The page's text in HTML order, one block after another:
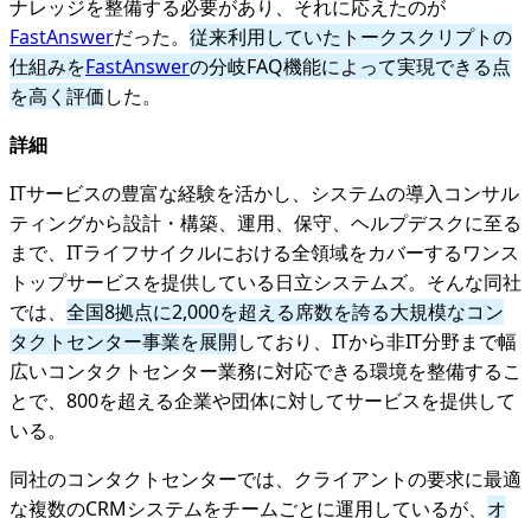
ナレッジを整備する必要があり、それに応えたのが
FastAnswerだった。 従来利用していたトークスクリプトの
仕組みをFastAnswerの分岐FAQ機能によって実現できる点
を高く評価した。
詳細
ITサービスの豊富な経験を活かし、システムの導入コンサル
ティングから設計・構築、運用、保守、ヘルプデスクに至る
まで、ITライフサイクルにおける全領域をカバーするワンス
トップサービスを提供している日立システムズ。そんな同社
では、 全国8拠点に2,000を超える席数を誇る大規模なコン
タクトセンター事業を展開しており、ITから非IT分野まで幅
広いコンタクトセンター業務に対応できる環境を整備するこ
とで、800を超える企業や団体に対してサービスを提供して
いる。
同社のコンタクトセンターでは、クライアントの要求に最適
な複数のCRMシステムをチームごとに運用しているが、 オ